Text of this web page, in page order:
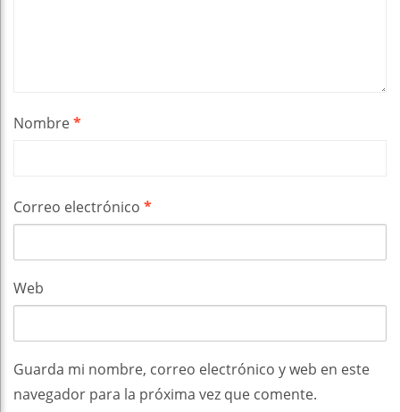
Nombre*
Correo electrónico *
Web
Guarda mi nombre, correo electrónico y web en este
navegador para la próxima vez que comente.